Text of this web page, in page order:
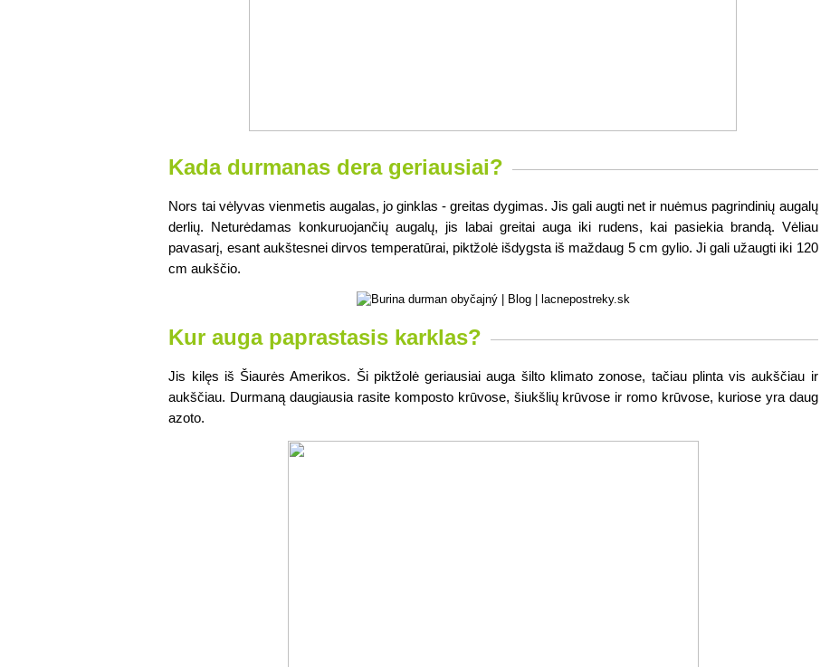
Kada durmanas dera geriausiai?
Nors tai vėlyvas vienmetis augalas, jo ginklas - greitas dygimas. Jis gali augti net ir nuėmus pagrindinių augalų
derlių. Neturėdamas konkuruojančių augalų, jis labai greitai auga iki rudens, kai pasiekia brandą. Vėliau
pavasarį, esant aukštesnei dirvos temperatūrai, piktžolė išdygsta iš maždaug 5 cm gylio. Ji gali užaugti iki 120
cm aukščio.
Kur auga paprastasis karklas?
Jis kilęs iš Šiaurės Amerikos. Ši piktžolė geriausiai auga šilto klimato zonose, tačiau plinta vis aukščiau ir
aukščiau. Durmaną daugiausia rasite komposto krūvose, šiukšlių krūvose ir romo krūvose, kuriose yra daug
azoto.